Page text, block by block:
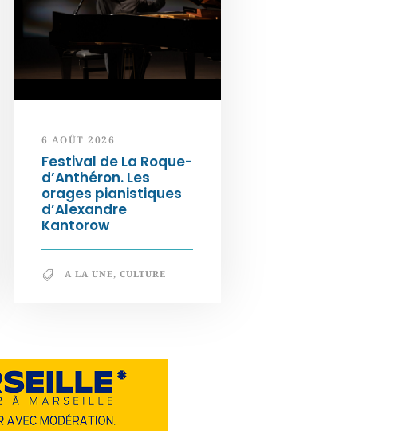
6 AOÛT 2026
Festival de La Roque-
d’Anthéron. Les
orages pianistiques
d’Alexandre
Kantorow
A LA UNE, CULTURE